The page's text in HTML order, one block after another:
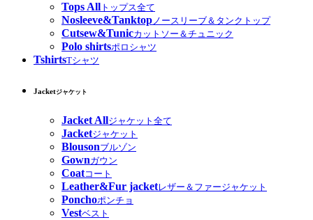
Tops All トップス全て
Nosleeve&Tanktopノースリーブ＆タンクトップ
Cutsew&Tunicカットソー＆チュニック
Polo shirtsポロシャツ
TshirtsTシャツ
Jacketジャケット
Jacket Allジャケット全て
Jacketジャケット
Blousonブルゾン
Gownガウン
Coatコート
Leather&Fur jacketレザー＆ファージャケット
Ponchoポンチョ
Vestベスト